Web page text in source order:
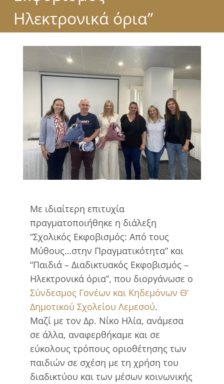
Ηλεκτρονικά όρια”
Image
Με ιδιαίτερη επιτυχία
πραγματοποιήθηκε η διάλεξη
“Σχολικός Εκφοβισμός: Από τους
Μύθους…στην Πραγματικότητα” και
“Παιδιά – Διαδικτυακός Εκφοβισμός –
Ηλεκτρονικά όρια”, που διοργάνωσε ο
Σύνδεσμος Γονέων και Κηδεμόνων Θ’
Δημοτικού Σχολείου Λεμεσού.
Μαζί με τον Δρ. Νίκο Ηλία, ανάμεσα
σε άλλα, αναφερθήκαμε και σε
εύκολους τρόπους οριοθέτησης των
παιδιών σε σχέση με τη χρήση του
διαδικτύου και των μέσων κοινωνικής